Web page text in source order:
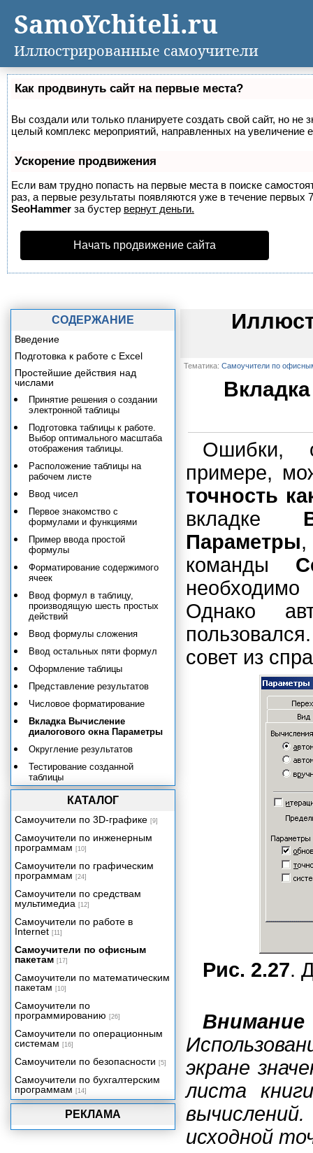
Как продвинуть сайт на первые места?
Вы создали или только планируете создать свой сайт, но не
целый комплекс мероприятий, направленных на увеличение
Ускорение продвижения
Если вам трудно попасть на первые места в поиске
раз, а первые результаты появляются уже в течение первых
SeoHammer за бустер вернут деньги.
Начать продвижение сайта
Тематика: Самоучители по
Ошибки,
примере,
точность
вкладке
Параметры,
команды
Однако
совет из
Рис. 2.27.
Внимание
экране
листа
исходной
РЕКЛАМА
СОДЕРЖАНИЕ
Введение
Подготовка к работе с Excel
Простейшие действия над
числами
Принятие решения о создании
электронной таблицы
Подготовка таблицы к работе.
Выбор оптимального масштаба
отображения таблицы.
Расположение таблицы на
рабочем листе
Ввод чисел
Первое знакомство с
формулами и функциями
Пример ввода простой
формулы
Форматирование содержимого
ячеек
Ввод формул в таблицу,
производящую шесть простых
действий
Ввод формулы сложения
Ввод остальных пяти формул
Оформление таблицы
Представление результатов
Числовое форматирование
Вкладка Вычисление
диалогового окна Параметры
Округление результатов
Тестирование созданной
таблицы
Практическое применение
полученных знаний. Расчет
НДС.
прибыли
От таблицы умножения к
элементарным расчетам
денежных потоков
Создание табличной базы
данных сотрудников
Должностные оклады и премии
Написание числовых данных
прописью
рабочего времени
физических лиц
Учет доходов и расходов в быту и
бизнесе
Функции рабочего листа
КАТАЛОГ
Самоучители по 3D-графике [9]
Самоучители по инженерным
программам [10]
Самоучители по графическим
программам [24]
Самоучители по средствам
мультимедиа [12]
Самоучители по работе в
Internet [11]
Самоучители по офисным
пакетам [17]
Самоучители по математическим
пакетам [10]
Самоучители по
программированию [26]
Самоучители по операционным
системам [16]
Самоучители по безопасности [5]
Самоучители по бухгалтерским
программам [14]
SamoYchiteli.ru
Иллюстрированные самоучители